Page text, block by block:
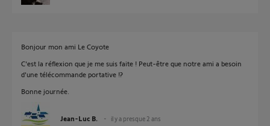
Bonjour mon ami Le Coyote
C'est la réflexion que je me suis faite ! Peut-être que notre ami a besoin
d'une télécommande portative !?
Bonne journée.
Jean-Luc B. il y a presque 2 ans